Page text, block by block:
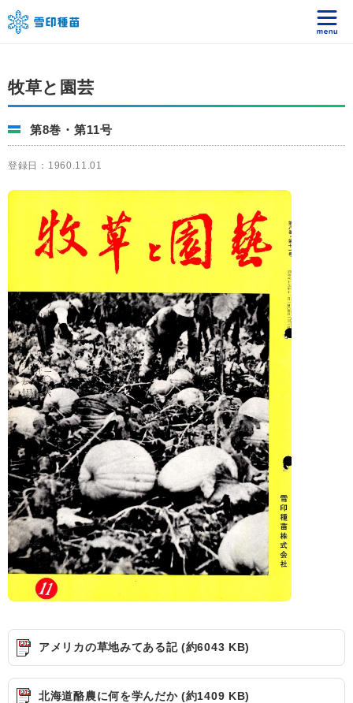
牧草と園芸
第8巻・第11号
登録日：1960.11.01
アメリカの草地みてある記 (約6043 KB)
北海道酪農に何を学んだか (約1409 KB)